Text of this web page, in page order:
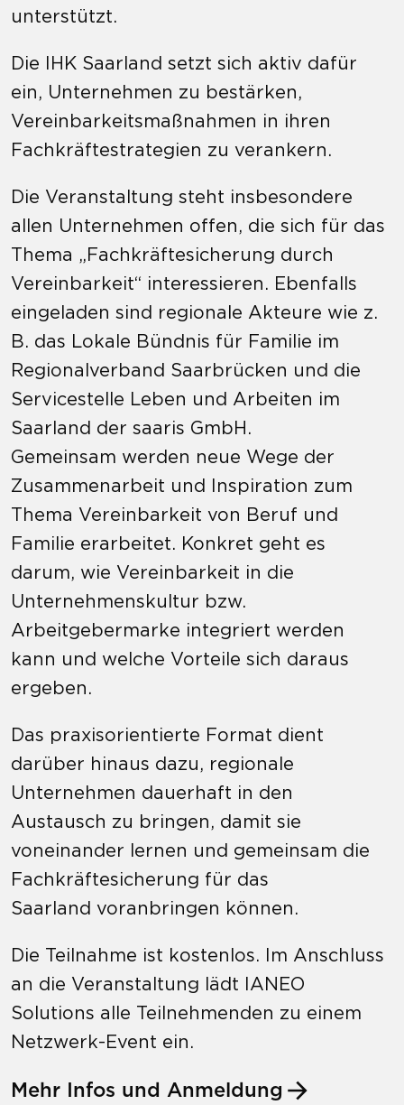
unterstützt.
Die IHK Saarland setzt sich aktiv dafür
ein, Unternehmen zu bestärken,
Vereinbarkeitsmaßnahmen in ihren
Fachkräftestrategien zu verankern.
Die Veranstaltung steht insbesondere
allen Unternehmen offen, die sich für das
Thema „Fachkräftesicherung durch
Vereinbarkeit“ interessieren. Ebenfalls
eingeladensind regionale Akteure wie z.
B. das Lokale Bündnis für Familie im
Regionalverband Saarbrücken und die
Servicestelle Leben und Arbeiten im
Saarland der saaris GmbH.
Gemeinsam werden neue Wege der
Zusammenarbeit und Inspiration zum
Thema Vereinbarkeit von Beruf und
Familie erarbeitet. Konkret geht es
darum, wie Vereinbarkeit in die
Unternehmenskultur bzw.
Arbeitgebermarke integriert werden
kann und welche Vorteile sich daraus
ergeben.
Das praxisorientierte Format dient
darüber hinaus dazu, regionale
Unternehmen dauerhaft in den
Austausch zu bringen, damit sie
voneinander lernen und gemeinsam die
Fachkräftesicherung für das
Saarlandvoranbringen können.
Die Teilnahme ist kostenlos. Im Anschluss
an die Veranstaltung lädt IANEO
Solutions alle Teilnehmenden zu einem
Netzwerk-Event ein.
Mehr Infos und Anmeldung